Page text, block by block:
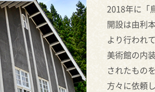
2018年に「
開設は由利
より行われ
美術館の内
されたもの
方々に依頼